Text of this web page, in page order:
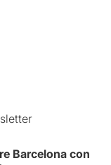
Barcelona con